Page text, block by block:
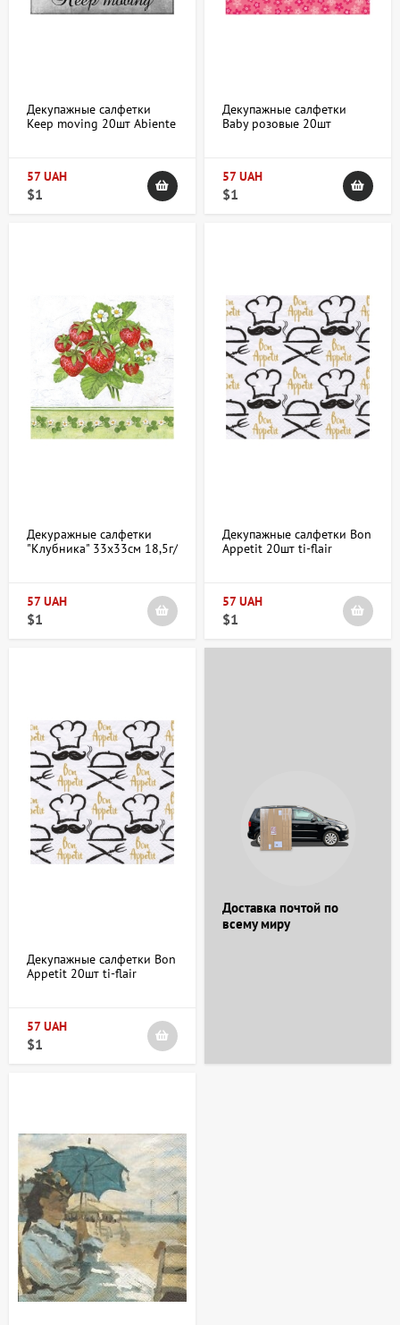
Декупажные салфетки
Keep moving 20шт Abiente
57 UAH
$1
Декупажные салфетки
Baby розовые 20шт
57 UAH
$1
Декуражные салфетки
"Клубника" 33х33см 18,5г/
57 UAH
$1
Декупажные салфетки Bon
Appetit 20шт ti-flair
57 UAH
$1
Декупажные салфетки Bon
Appetit 20шт ti-flair
57 UAH
$1
Доставка почтой по
всему миру